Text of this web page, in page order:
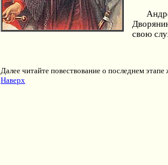
свою
Далее читайте повествование о последнем
Наверх